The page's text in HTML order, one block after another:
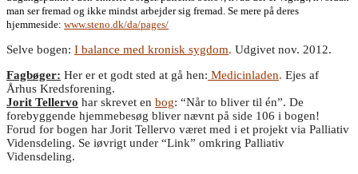
man ser fremad og ikke mindst arbejder sig fremad. Se mere på deres
hjemmeside: www.steno.dk/da/pages/
Selve bogen: I balance med kronisk sygdom. Udgivet nov. 2012.
Fagbøger: Her er et godt sted at gå hen: Medicinladen. Ejes af
Århus Kredsforening.
Jorit Tellervo har skrevet en bog: “Når to bliver til én”. De
forebyggende hjemmebesøg bliver nævnt på side 106 i bogen!
Forud for bogen har Jorit Tellervo været med i et projekt via Palliativ
Vidensdeling. Se iøvrigt under “Link” omkring Palliativ
Vidensdeling.